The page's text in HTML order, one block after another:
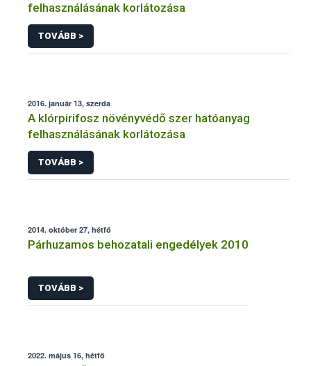
felhasználásának korlátozása
TOVÁBB >
2016. január 13, szerda
A klórpirifosz növényvédő szer hatóanyag
felhasználásának korlátozása
TOVÁBB >
2014. október 27, hétfő
Párhuzamos behozatali engedélyek 2010
TOVÁBB >
2022. május 16, hétfő